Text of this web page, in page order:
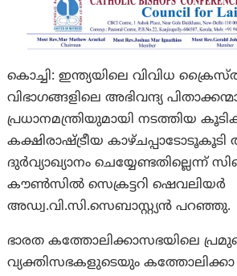
കൊച്ചി: ഇന്ത്യയിലെ വിവിധ
വിഭാഗങ്ങളിലെ അഭിവന്ദ്യ
പ്രധാനമന്ത്രിയുമായി നടത്തിയ
കക്ഷിരാഷ്ട്രീയ
ദുര്‍വ്യാഖ്യാനം ചെയ്യേണ്ടതില്ലെന്ന്
കൗണ്‍സില്‍ സെക്രട്ടറി ഷെവലിയര്‍
അഡ്വ.വി.സി.സെബാസ്റ്റ്യന്‍ പറഞ്ഞു.
ഭാരത കത്തോലിക്കാസഭയിലെ
വ്യക്തിസഭകളുടെയും